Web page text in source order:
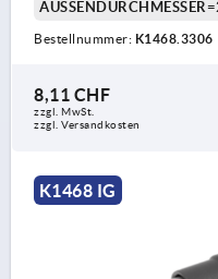
Bestellnummer: K1468.3306
8,11 CHF
zzgl. MwSt.
zzgl. Versandkosten
K1468 IG